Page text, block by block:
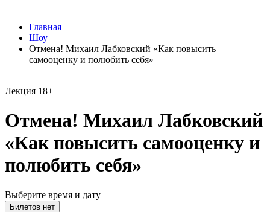
Главная
Шоу
Отмена! Михаил Лабковский «Как повысить
самооценку и полюбить себя»
Лекция 18+
Отмена! Михаил Лабковский
«Как повысить самооценку и
полюбить себя»
Выберите время и дату